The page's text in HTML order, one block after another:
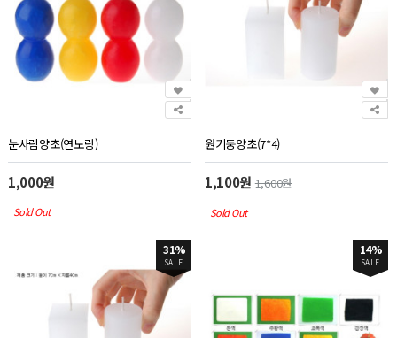
눈사람양초(연노랑)
1,000원
Sold Out
원기둥양초(7*4)
1,100원1,600원
Sold Out
31%
SALE
14%
SALE